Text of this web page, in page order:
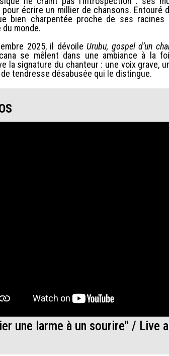
pour écrire un millier de chansons. Entouré
bien charpentée proche de ses racines
du monde.
2025, il dévoileUrubu, gospel d’un
se mêlent dans une ambiance à la
la signature du chanteur : une voix grave,
tendresse désabusée qui le distingue.
une larme à un sourire" / Live